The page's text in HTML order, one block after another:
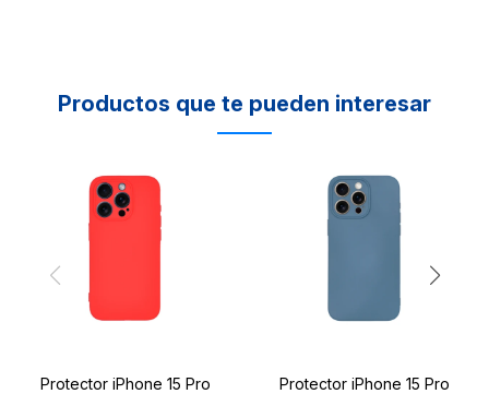
Productos que te pueden interesar
Protector iPhone 15 Pro
Protector iPhone 15 Pro